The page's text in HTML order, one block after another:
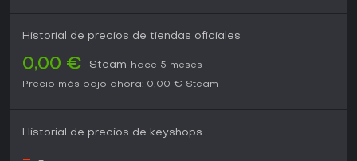
Historial de precios de tiendas oficiales
0,00 € Steam
hace 5 meses
Precio más bajo ahora: 0,00 € Steam
Historial de precios de keyshops